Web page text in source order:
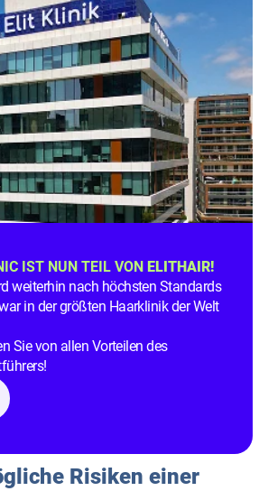
den Haarfollikeln entnommen
Haarausfall betroffenen Stellen
Zusätzlich wird die Wirkung
Einfluss bestimmter
die im PRP enthalten sind,
Kombination von
und
Effekt gegen Haarverlust, der
mit der PRP-Therapie erzielt
Jahre an. Anders als bei
Therapie, muss die kombinierte
aufgefrischt werden. Aus
Kombination auf lange Sicht
Risiken einer
IST NUN TEIL VON ELITHAIR!
weiterhin nach höchsten Standards
in der größten Haarklinik der Welt
Sie von allen Vorteilen des